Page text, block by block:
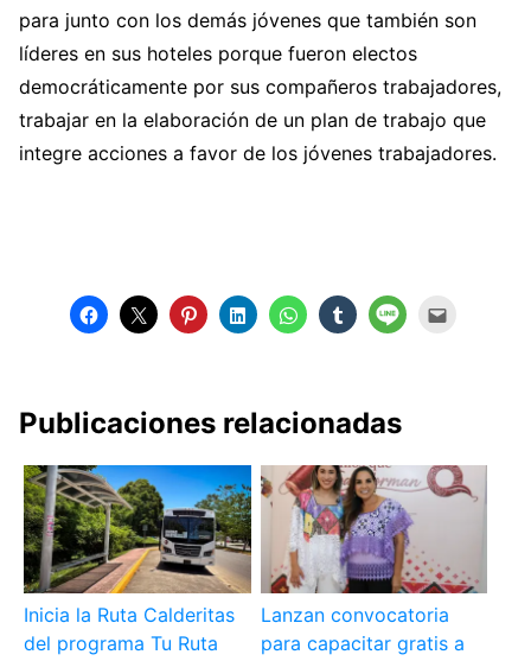
para junto con los demás jóvenes que también son
líderes en sus hoteles porque fueron electos
democráticamente por sus compañeros trabajadores,
trabajar en la elaboración de un plan de trabajo que
integre acciones a favor de los jóvenes trabajadores.
Publicaciones relacionadas
Inicia la Ruta Calderitas
del programa Tu Ruta
Lanzan convocatoria
para capacitar gratis a